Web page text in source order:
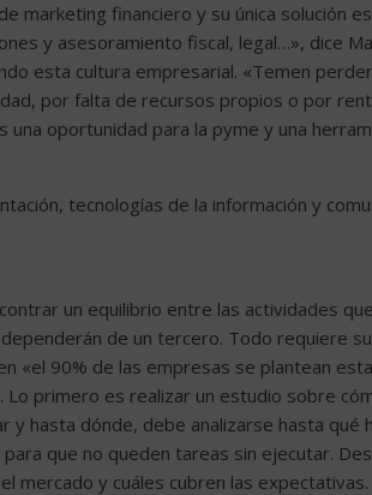
marketing financiero y su única solución
y asesoramiento fiscal, legal…», dice
esta cultura empresarial. «Temen
por falta de recursos propios o por
una oportunidad para la pyme y una
tecnologías de la información y
un equilibrio entre las actividades
de un tercero. Todo requiere
«el 90% de las empresas se plantean
Lo primero es realizar un estudio sobre
y hasta dónde, debe analizarse hasta qué
que no queden tareas sin ejecutar.
mercado y cuáles cubren las